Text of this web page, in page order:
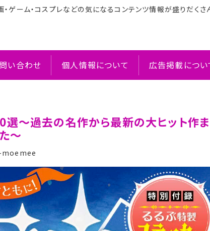
・ゲーム・コスプレなどの気になるコンテンツ情報が盛りだくさ
い合わせ 個人情報について 広告掲載につい
〜過去の名作から最新の大ヒット作ま
〜